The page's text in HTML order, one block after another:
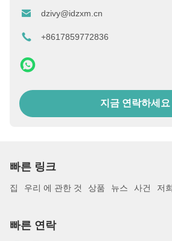
dzivy@idzxm.cn
+8617859772836
지금 연락하세요
빠른 링크
집 우리 에 관한 것 상품 뉴스 사건 저
빠른 연락